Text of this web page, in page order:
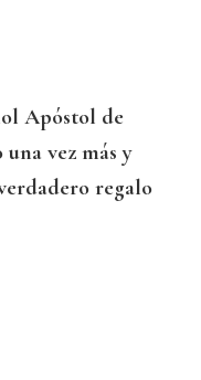
Apóstol de
vez más y
regalo